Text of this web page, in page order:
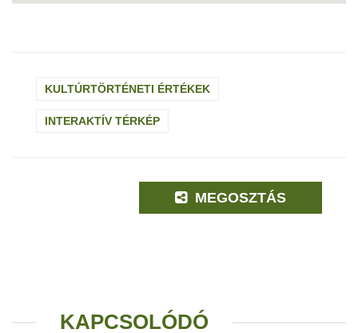
KULTÚRTÖRTÉNETI ÉRTÉKEK
INTERAKTÍV TÉRKÉP
MEGOSZTÁS
KAPCSOLÓDÓ